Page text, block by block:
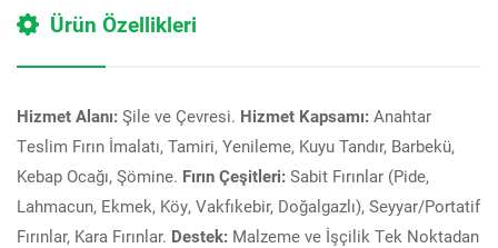
Ürün Özellikleri
Hizmet Alanı: Şile ve Çevresi. Hizmet Kapsamı: Anahtar
Teslim Fırın İmalatı, Tamiri, Yenileme, Kuyu Tandır, Barbekü,
Kebap Ocağı, Şömine. Fırın Çeşitleri: Sabit Fırınlar (Pide,
Lahmacun, Ekmek, Köy, Vakfıkebir, Doğalgazlı), Seyyar/Portatif
Fırınlar, Kara Fırınlar. Destek: Malzeme ve İşçilik Tek Noktadan